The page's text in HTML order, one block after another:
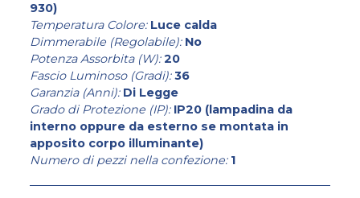
930)
Temperatura Colore: Luce calda
Dimmerabile (Regolabile): No
Potenza Assorbita (W): 20
Fascio Luminoso (Gradi): 36
Garanzia (Anni): Di Legge
Grado di Protezione (IP): IP20 (lampadina da
interno oppure da esterno se montata in
apposito corpo illuminante)
Numero di pezzi nella confezione: 1